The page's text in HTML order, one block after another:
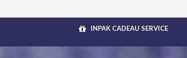
INPAK CADEAU SERVICE